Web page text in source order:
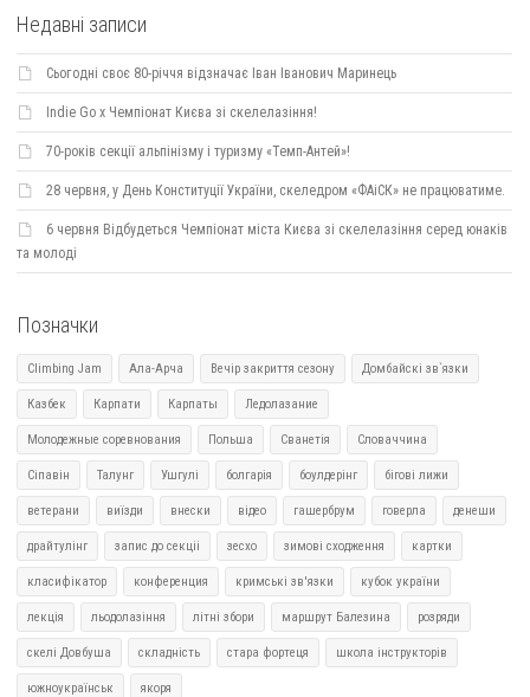
Недавні записи
Сьогодні своє 80-річчя відзначає Іван Іванович Маринець
Indie Go х Чемпіонат Києва зі скелелазіння!
70-років секції альпінізму і туризму «Темп-Антей»!
28 червня, у День Конституції України, скеледром «ФАіСК» не працюватиме.
6 червня Відбудеться Чемпіонат міста Києва зі скелелазіння серед юнаків
та молоді
Позначки
Climbing Jam Ала-Арча Вечір закриття сезону Домбайскі зв`язки
Казбек Карпати Карпаты Ледолазание
Молодежные соревнования Польша Сванетія Словаччина
Сіпавін Талунг Ушгулі болгарія боулдерінг бігові лижи
ветерани виїзди внески відео гашербрум говерла денеши
драйтулінг запис до секціі зесхо зимові сходження картки
класифікатор конференция кримські зв'язки кубок україни
лекція льодолазіння літні збори маршрут Балезина розряди
скелі Довбуша складність стара фортеця школа інструкторів
южноукраїнськ якоря